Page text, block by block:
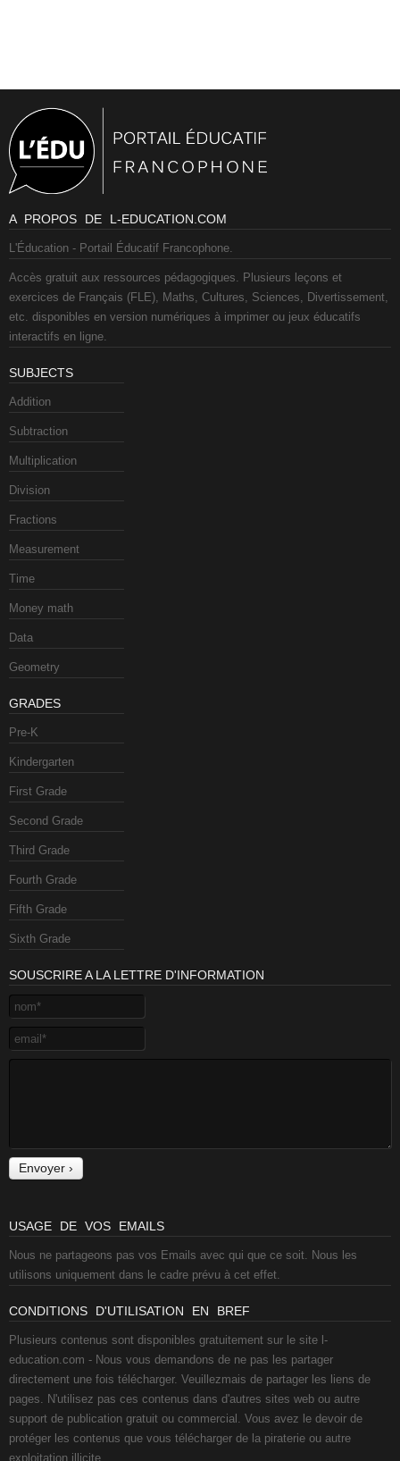
A PROPOS DE L-EDUCATION.COM
L'Éducation - Portail Éducatif Francophone.
Accès gratuit aux ressources pédagogiques. Plusieurs leçons et
exercices de Français (FLE), Maths, Cultures, Sciences, Divertissement,
etc. disponibles en version numériques à imprimer ou jeux éducatifs
interactifs en ligne.
SUBJECTS
Addition
Subtraction
Multiplication
Division
Fractions
Measurement
Time
Money math
Data
Geometry
GRADES
Pre-K
Kindergarten
First Grade
Second Grade
Third Grade
Fourth Grade
Fifth Grade
Sixth Grade
SOUSCRIRE A LA LETTRE D'INFORMATION
USAGE DE VOS EMAILS
Nous ne partageons pas vos Emails avec qui que ce soit. Nous les
utilisons uniquement dans le cadre prévu à cet effet.
CONDITIONS D'UTILISATION EN BREF
Plusieurs contenus sont disponibles gratuitement sur le site l-
education.com - Nous vous demandons de ne pas les partager
directement une fois télécharger. Veuillezmais de partager les liens de
pages. N'utilisez pas ces contenus dans d'autres sites web ou autre
support de publication gratuit ou commercial. Vous avez le devoir de
protéger les contenus que vous télécharger de la piraterie ou autre
exploitation illicite.